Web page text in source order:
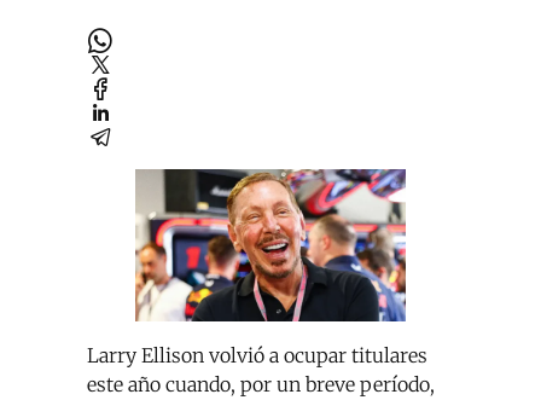
Larry Ellison volvió a ocupar titulares
este año cuando, por un breve período,